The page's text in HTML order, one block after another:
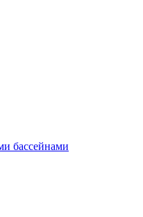
бассейнами